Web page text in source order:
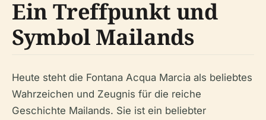
Ein Treffpunkt und
Symbol Mailands
Heute steht die Fontana Acqua Marcia als beliebtes
Wahrzeichen und Zeugnis für die reiche
Geschichte Mailands. Sie ist ein beliebter